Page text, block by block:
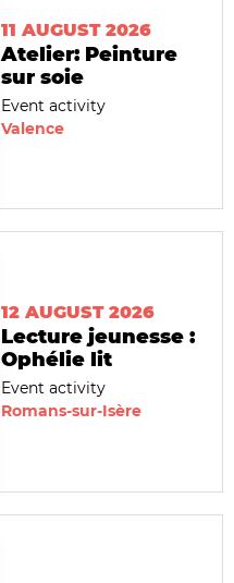
11 AUGUST 2026
Atelier: Peinture
sur soie
Event activity
Valence
12 AUGUST 2026
Lecture jeunesse :
Ophélie lit
Event activity
Romans-sur-Isère